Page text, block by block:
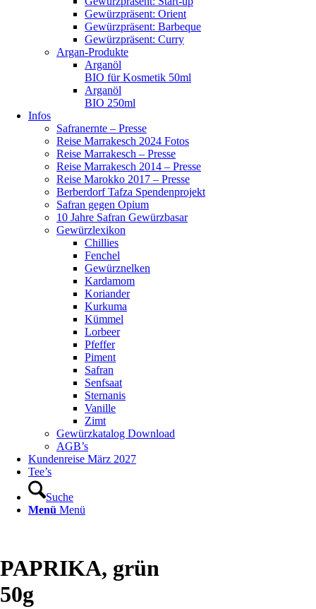
Gewürzpräsent: Orient
Gewürzpräsent: Barbeque
Gewürzpräsent: Curry
Argan-Produkte
Arganöl
BIO für Kosmetik 50ml
Arganöl
BIO 250ml
Infos
Safranernte – Presse
Reise Marrakesch 2024 Fotos
Reise Marrakesch – Presse
Reise Marrakesch 2014 – Presse
Reise Marokko 2017 – Presse
Berberdorf Tafza Spendenprojekt
Safran gegen Opium
10 Jahre Safran Gewürzbasar
Gewürzlexikon
Chillies
Fenchel
Gewürznelken
Kardamom
Koriander
Kurkuma
Kümmel
Lorbeer
Pfeffer
Piment
Safran
Senfsaat
Sternanis
Vanille
Zimt
Gewürzkatalog Download
AGB’s
Kundenreise März 2027
Tee’s
Suche
Menü Menü
PAPRIKA, grün
50g